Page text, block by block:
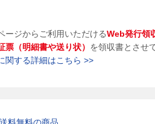
ージからご利用いただけるWeb発行領
票（明細書や送り状） を領収書とさせ
関する詳細はこちら >>